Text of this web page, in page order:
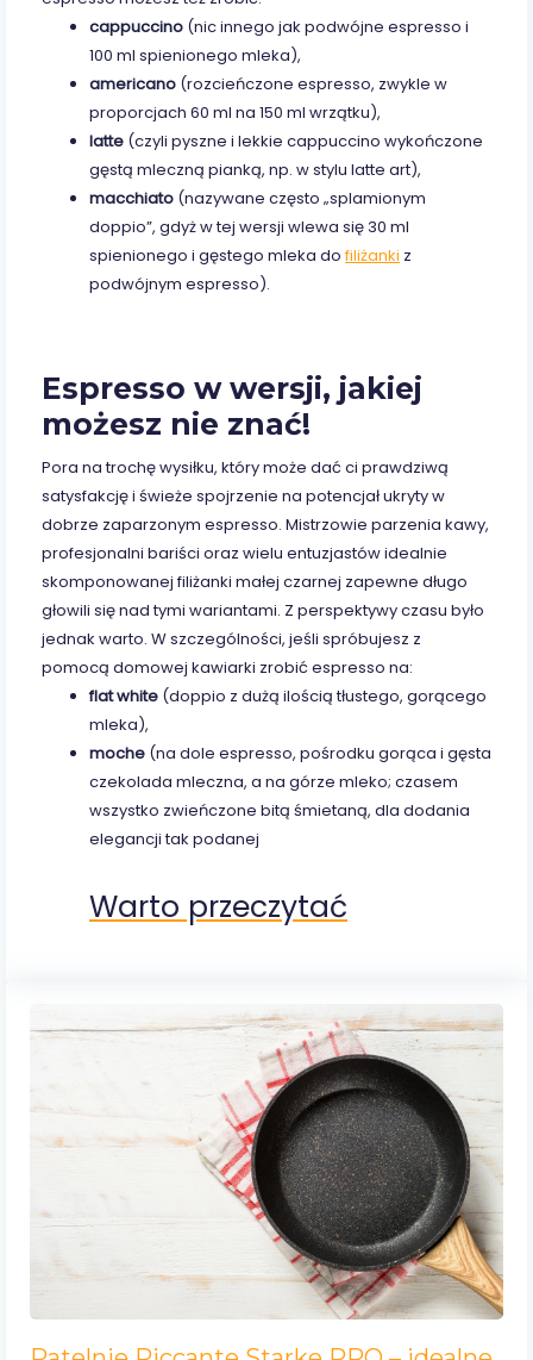
cappuccino (nic innego jak podwójne espresso i
100 ml spienionego mleka),
americano (rozcieńczone espresso, zwykle w
proporcjach 60 ml na 150 ml wrzątku),
latte (czyli pyszne i lekkie cappuccino wykończone
gęstą mleczną pianką, np. w stylu latte art),
macchiato (nazywane często „splamionym
doppio”, gdyż w tej wersji wlewa się 30 ml
spienionego i gęstego mleka dofiliżanki z
podwójnym espresso).
Espresso w wersji, jakiej
możesz nie znać!
Pora na trochę wysiłku, który może dać ci prawdziwą
satysfakcję i świeże spojrzenie na potencjał ukryty w
dobrze zaparzonym espresso. Mistrzowie parzenia kawy,
profesjonalni bariści oraz wielu entuzjastów idealnie
skomponowanej filiżanki małej czarnej zapewne długo
głowili się nad tymi wariantami. Z perspektywy czasu było
jednak warto. W szczególności, jeśli spróbujesz z
pomocą domowej kawiarki zrobić espresso na:
flat white (doppio z dużą ilością tłustego, gorącego
mleka),
moche (na dole espresso, pośrodku gorąca i gęsta
czekolada mleczna, a na górze mleko; czasem
wszystko zwieńczone bitą śmietaną, dla dodania
elegancji tak podanej
Warto przeczytać